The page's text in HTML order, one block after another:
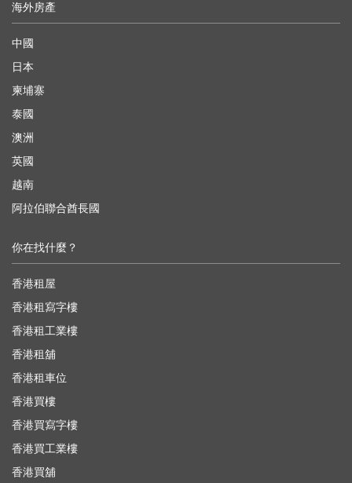
海外房產
中國
日本
柬埔寨
泰國
澳洲
英國
越南
阿拉伯聯合酋長國
你在找什麼？
香港租屋
香港租寫字樓
香港租工業樓
香港租舖
香港租車位
香港買樓
香港買寫字樓
香港買工業樓
香港買舖